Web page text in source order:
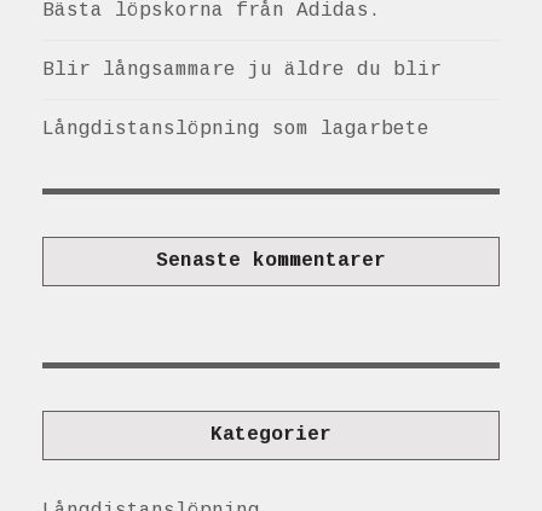
Bästa löpskorna från Adidas.
Blir långsammare ju äldre du blir
Långdistanslöpning som lagarbete
Senaste kommentarer
Kategorier